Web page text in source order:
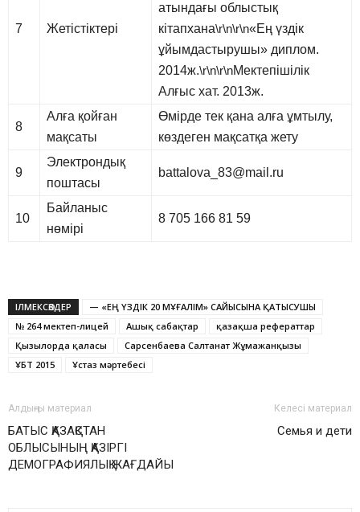
7 Жетістіктері
атындағы облыстық
кітапхана\r\n\r\n«Ең үздік
ұйымдастырушы» диплом.
2014ж.\r\n\r\nМектепішілік
Алғыс хат. 2013ж.
8
Алға қойған
мақсаты
Өмірде тек қана алға ұмтылу,
көздеген мақсатқа жету
9
Электрондық
поштасы
battalova_83@mail.ru
10
Байланыс
нөмірі
8 705 166 81 59
ІЛМЕКСӨЗДЕР
— «ЕҢ ҮЗДІК 20 МҰҒАЛІМ» САЙЫСЫНА ҚАТЫСУШЫ
№ 264 мектеп-лицей
Ашық сабақтар
қазақша рефераттар
Қызылорда қаласы
Сарсенбаева Салтанат Жұмажанқызы
ҰБТ 2015
Ұстаз мәртебесі
Алдыңғы материал
БАТЫС ҚАЗАҚСТАН
ОБЛЫСЫНЫҢ ҚАЗІРГІ
ДЕМОГРАФИЯЛЫҚ ЖАҒДАЙЫ
Келесі материал
Семья и дети